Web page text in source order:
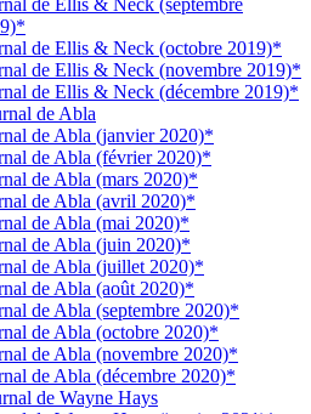
de Ellis & Neck (septembre
de Ellis & Neck (octobre 2019)*
de Ellis & Neck (novembre 2019)*
de Ellis & Neck (décembre 2019)*
de Abla
de Abla (janvier 2020)*
de Abla (février 2020)*
de Abla (mars 2020)*
de Abla (avril 2020)*
de Abla (mai 2020)*
de Abla (juin 2020)*
de Abla (juillet 2020)*
de Abla (août 2020)*
de Abla (septembre 2020)*
de Abla (octobre 2020)*
de Abla (novembre 2020)*
de Abla (décembre 2020)*
de Wayne Hays